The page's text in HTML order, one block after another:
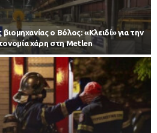
ο Βόλος: «Κλειδί» για την
χάρη στη Metlen